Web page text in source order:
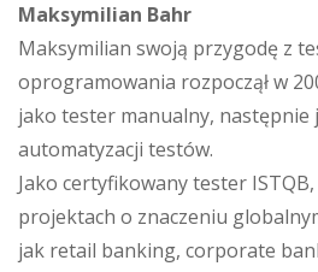
Maksymilian Bahr
Maksymilian swoją przygodę z
oprogramowania rozpoczął w
jako tester manualny, następnie
automatyzacji testów.
Jako certyfikowany tester ISTQB,
projektach o znaczeniu
jak retail banking, corporate